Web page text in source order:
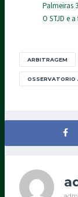
Palmeiras
O STJD e
ARBITRAGEM
OSSERVATORIO